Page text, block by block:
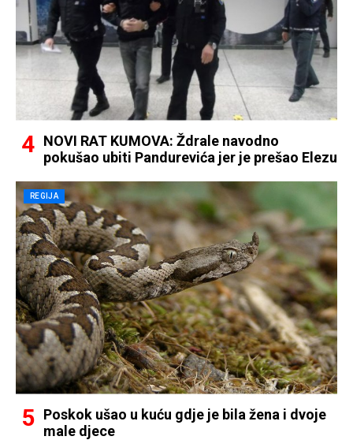
NOVI RAT KUMOVA: Ždrale navodno
pokušao ubiti Pandurevića jer je prešao Elezu
REGIJA
Poskok ušao u kuću gdje je bila žena i dvoje
male djece